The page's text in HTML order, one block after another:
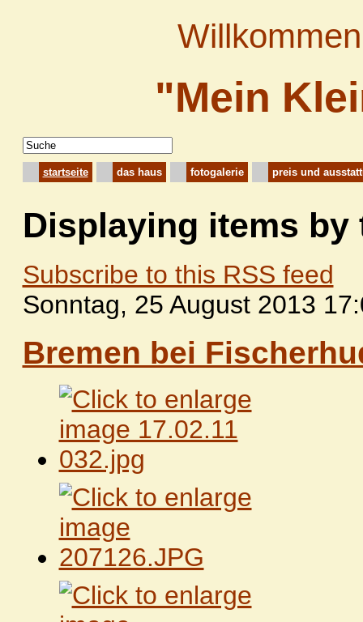
"Mein
startseite das haus fotogalerie preis und
Displaying items by
Subscribe to this RSS feed
Sonntag, 25 August 2013
Bremen bei